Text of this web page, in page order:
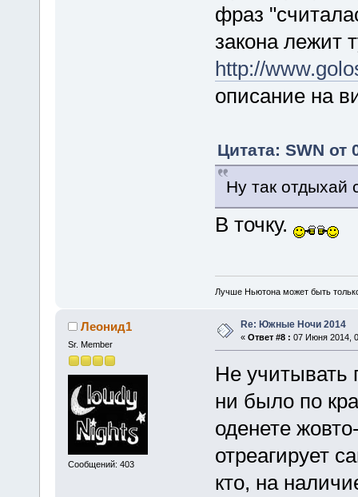
фраз
закона лежит
http://
описание на
Цитата: SWN
Ну так отдыхай
В точку.
Лучше Ньютона может быть
Леонид1
Sr. Member
Сообщений: 403
Re: Южные Ночи 2014
« Ответ #8 : 07 Июня 2014,
Не учитывать
ни было по
оденете
отреагирует
кто, на